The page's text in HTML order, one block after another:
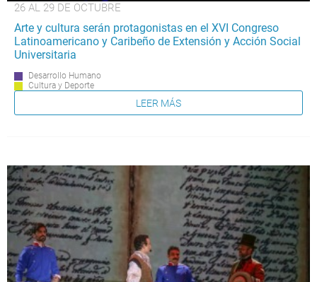
26 AL 29 DE OCTUBRE
Arte y cultura serán protagonistas en el XVI Congreso
Latinoamericano y Caribeño de Extensión y Acción Social
Universitaria
Desarrollo Humano
Cultura y Deporte
LEER MÁS